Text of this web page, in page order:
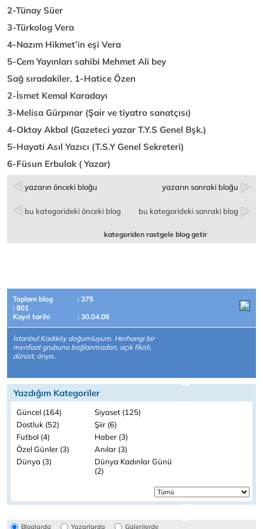
2-Tünay Süer
3-Türkolog Vera
4-Nazım Hikmet’in eşi Vera
5-Cem Yayınları sahibi Mehmet Ali bey
Sağ sıradakiler. 1-Hatice Özen
2-İsmet Kemal Karadayı
3-Melisa Gürpınar (Şair ve tiyatro sanatçısı)
4-Oktay Akbal (Gazeteci yazar T.Y.S Genel Bşk.)
5-Hayati Asıl Yazıcı (T.S.Y Genel Sekreteri)
6-Füsun Erbulak ( Yazar)
yazarın önceki bloğu yazarın sonraki bloğu
bu kategorideki önceki blog bu kategorideki sonraki blog
kategoriden rastgele blog getir
Toplam blog
: 375
: 801
Kayıt tarihi
: 30.04.08
İstanbul Kadıköy doğumluyum. Herhangi bir
menfaat grubuna bağlanmadan, açık fikirli,
dürüst, önya..
Yazdığım Kategoriler
Güncel (164)
Siyaset (125)
Dostluk (52)
Şiir (6)
Futbol (4)
Haber (3)
Özel Günler (3)
Anılar (3)
Dünya (3)
Dünya Kadınlar Günü
(2)
Bloglarda Yazarlarda Galerilerde